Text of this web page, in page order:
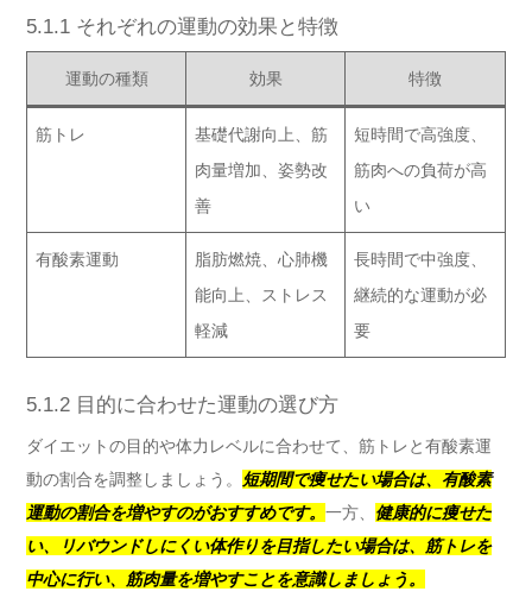
5.1.1 それぞれの運動の効果と特徴
運動の種類 効果 特徴
筋トレ
基礎代謝向上、筋
肉量増加、姿勢改
善
短時間で高強度、
筋肉への負荷が高
い
有酸素運動
脂肪燃焼、心肺機
能向上、ストレス
軽減
長時間で中強度、
継続的な運動が必
要
5.1.2 目的に合わせた運動の選び方
ダイエットの目的や体力レベルに合わせて、筋トレと有酸素運
動の割合を調整しましょう。
短期間で痩せたい場合は、有酸素
運動の割合を増やすのがおすすめです。 一方、 健康的に痩せた
い、リバウンドしにくい体作りを目指したい場合は、筋トレを
中心に行い、筋肉量を増やすことを意識しましょう。